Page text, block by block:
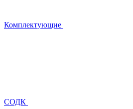
Комплектующие
СОДК